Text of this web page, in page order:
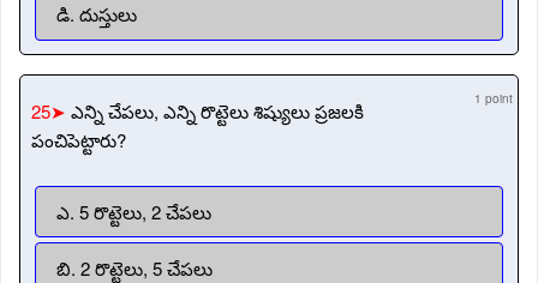
డి. దుస్తులు
25➤ ఎన్ని చేపలు, ఎన్ని రొట్టెలు శిష్యులు ప్రజలకి
పంచిపెట్టారు?
1 point
ఎ. 5 రొట్టెలు, 2 చేపలు
బి. 2 రొట్టెలు, 5 చేపలు